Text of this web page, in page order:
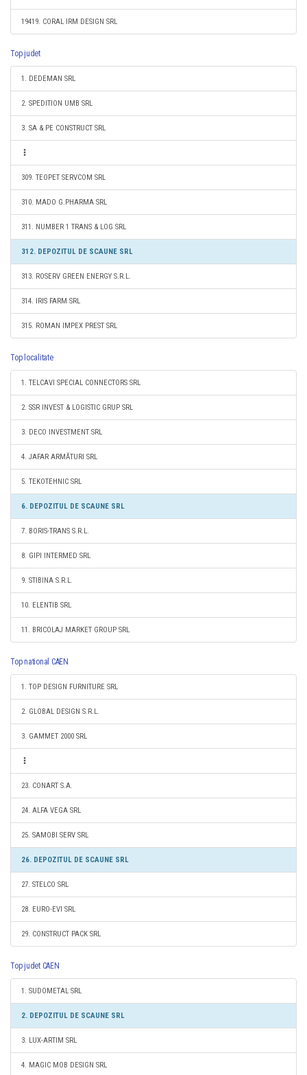
19419. CORAL IRM DESIGN SRL
Top judet
1. DEDEMAN SRL
2. SPEDITION UMB SRL
3. SA & PE CONSTRUCT SRL
309. TEOPET SERVCOM SRL
310. MADO G.PHARMA SRL
311. NUMBER 1 TRANS & LOG SRL
312. DEPOZITUL DE SCAUNE SRL
313. ROSERV GREEN ENERGY S.R.L.
314. IRIS FARM SRL
315. ROMAN IMPEX PREST SRL
Top localitate
1. TELCAVI SPECIAL CONNECTORS SRL
2. SSR INVEST & LOGISTIC GRUP SRL
3. DECO INVESTMENT SRL
4. JAFAR ARMĂTURI SRL
5. TEKOTEHNIC SRL
6. DEPOZITUL DE SCAUNE SRL
7. BORIS-TRANS S.R.L.
8. GIPI INTERMED SRL
9. STIBINA S.R.L.
10. ELENTIB SRL
11. BRICOLAJ MARKET GROUP SRL
Top national CAEN
1. TOP DESIGN FURNITURE SRL
2. GLOBAL DESIGN S.R.L.
3. GAMMET 2000 SRL
23. CONART S.A.
24. ALFA VEGA SRL
25. SAMOBI SERV SRL
26. DEPOZITUL DE SCAUNE SRL
27. STELCO SRL
28. EURO-EVI SRL
29. CONSTRUCT PACK SRL
Top judet CAEN
1. SUDOMETAL SRL
2. DEPOZITUL DE SCAUNE SRL
3. LUX-ARTIM SRL
4. MAGIC MOB DESIGN SRL